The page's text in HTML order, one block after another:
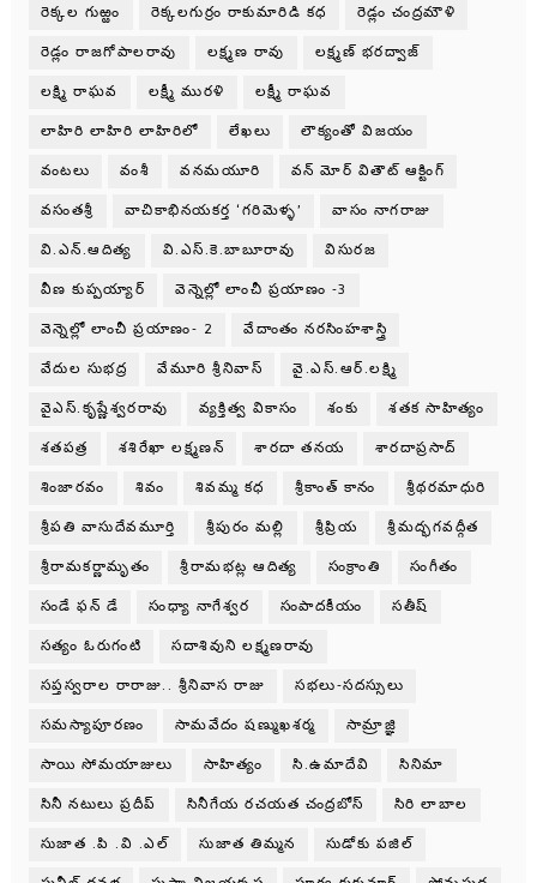
రెక్కల గుఱ్ఱం రెక్కలగుర్రం రాకుమారిడి కధ రెడ్లం చంద్రమౌళి
రెడ్లం రాజగోపాలరావు లక్ష్మణ రావు లక్ష్మణ్ భరద్వాజ్
లక్ష్మి రాఘవ లక్ష్మీ మురళి లక్ష్మీ రాఘవ
లాహిరి లాహిరి లాహిరిలో లేఖలు లౌక్యంతో విజయం
వంటలు వంశీ వనమయూరి వన్ మోర్ వితౌట్ ఆక్టింగ్
వసంతశ్రీ వాచికాభినయకర్త ‘గరిమెళ్ళ’ వాసం నాగరాజు
వి.ఎన్.ఆదిత్య వి.ఎస్.కె.బాబూరావు విసురజ
వీణ కుప్పయ్యార్ వెన్నెల్లో లాంచీ ప్రయాణం -3
వెన్నెల్లో లాంచీ ప్రయాణం- 2 వేదాంతం నరసింహశాస్త్రి
వేదుల సుభద్ర వేమూరి శ్రీనివాస్ వై.ఎస్.ఆర్.లక్ష్మి
వైఎస్.కృష్ణేశ్వరరావు వ్యక్తిత్వ వికాసం శంకు శతక సాహిత్యం
శతపత్ర శశిరేఖా లక్ష్మణన్ శారదా తనయ శారదాప్రసాద్
శింజారవం శివం శివమ్మ కధ శ్రీకాంత్ కానం శ్రీథరమాధురి
శ్రీపతి వాసుదేవమూర్తి శ్రీపురం మల్లి శ్రీప్రియ శ్రీమద్భగవద్గీత
శ్రీరామకర్ణామృతం శ్రీరామభట్ల ఆదిత్య సంక్రాంతి సంగీతం
సండే ఫన్ డే సంధ్యా నాగేశ్వర సంపాదకీయం సతీష్
సత్యం ఓరుగంటి సదాశివుని లక్ష్మణరావు
సప్తస్వరాల రారాజు.. శ్రీనివాస రాజు సభలు-సదస్సులు
సమస్యాపూరణం సామవేదం షణ్ముఖశర్మ సామ్రాజ్ఞి
సాయి సోమయాజులు సాహిత్యం సి.ఉమాదేవి సినిమా
సినీ నటులు ప్రదీప్ సినీగేయ రచయత చంద్రబోస్ సిరి లాబాల
సుజాత .పి .వి .ఎల్ సుజాత తిమ్మన సుడోకు పజిల్